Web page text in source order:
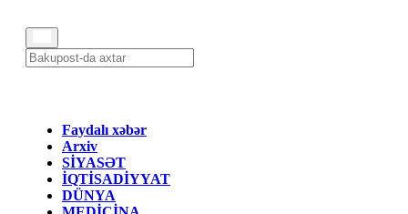
Faydalı xəbər
Arxiv
SİYASƏT
İQTİSADİYYAT
DÜNYA